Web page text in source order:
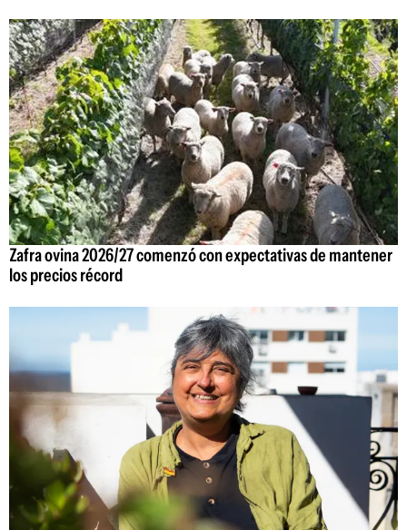
Zafra ovina 2026/27 comenzó con expectativas de mantener
los precios récord